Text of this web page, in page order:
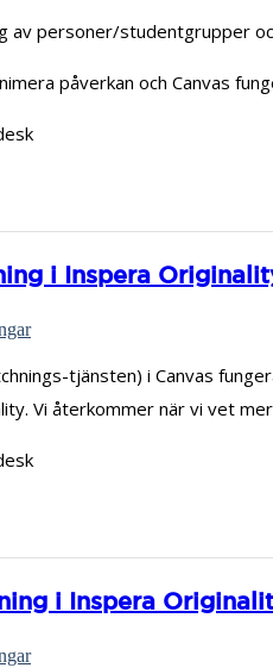
av personer/studentgrupper
påverkan och Canvas
i Inspera
tjänsten) i Canvas
Vi återkommer när vi vet
i Inspera